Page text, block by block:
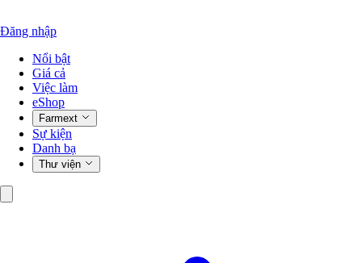
Đăng nhập
Nổi bật
Giá cả
Việc làm
eShop
Farmext
Sự kiện
Danh bạ
Thư viện